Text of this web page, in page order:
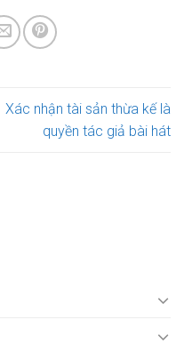
Xác nhận tài sản thừa kế là
quyền tác giả bài hát